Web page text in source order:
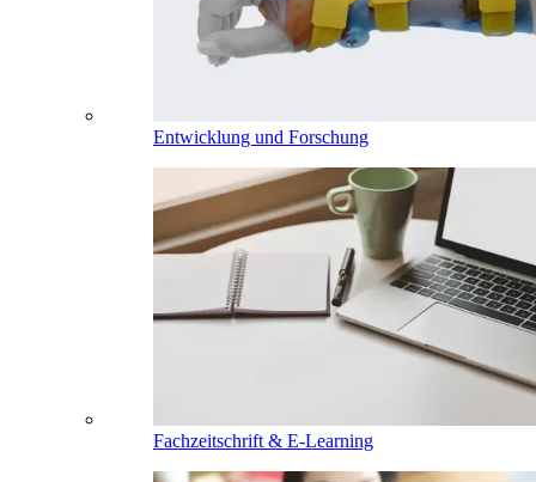
Entwicklung und Forschung
Fachzeitschrift & E-Learning